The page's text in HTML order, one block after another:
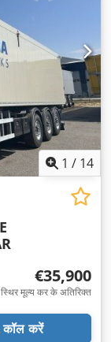
1 / 14
€35,900
स्थिर मूल्य कर के अतिरिक्त
कॉल करें